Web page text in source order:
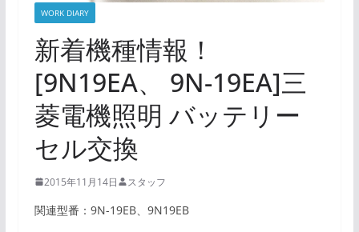
WORK DIARY
新着機種情報！
[9N19EA、 9N-19EA]三
菱電機照明 バッテリー
セル交換
2015年11月14日 スタッフ
関連型番：9N-19EB、9N19EB